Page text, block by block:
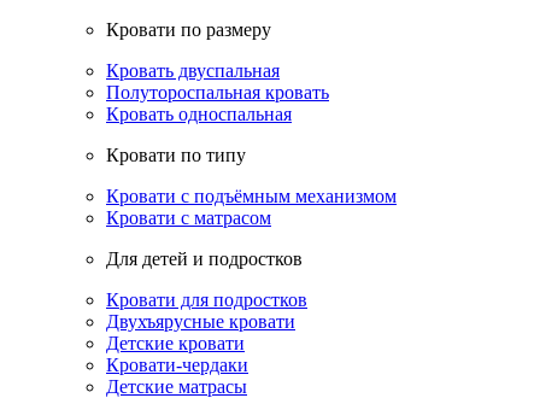
Кровати по размеру
Кровать двуспальная
Полутороспальная кровать
Кровать односпальная
Кровати по типу
Кровати с подъёмным механизмом
Кровати с матрасом
Для детей и подростков
Кровати для подростков
Двухъярусные кровати
Детские кровати
Кровати-чердаки
Детские матрасы